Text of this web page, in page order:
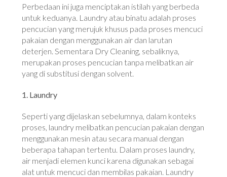
Perbedaan ini juga menciptakan istilah yang berbeda
untuk keduanya. Laundry atau binatu adalah proses
pencucian yang merujuk khusus pada proses mencuci
pakaian dengan menggunakan air dan larutan
deterjen. Sementara Dry Cleaning, sebaliknya,
merupakan proses pencucian tanpa melibatkan air
yang di substitusi dengan solvent.
1. Laundry
Seperti yang dijelaskan sebelumnya, dalam konteks
proses, laundry melibatkan pencucian pakaian dengan
menggunakan mesin atau secara manual dengan
beberapa tahapan tertentu. Dalam proses laundry,
air menjadi elemen kunci karena digunakan sebagai
alat untuk mencuci dan membilas pakaian. Laundry